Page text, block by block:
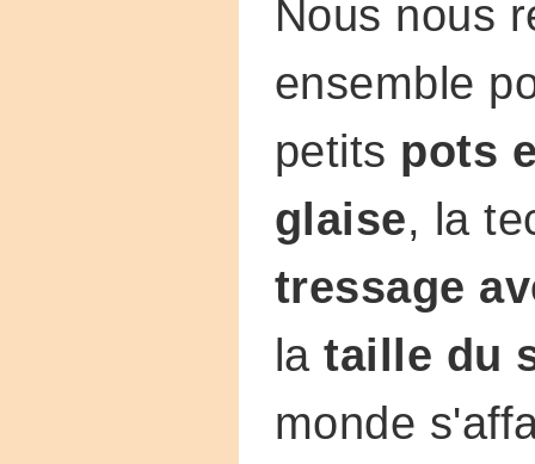
Nous nous
ensemble
petits pots
glaise, la
tressage
la taille du
monde